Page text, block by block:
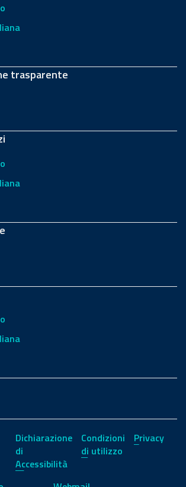
trasparente
Dichiarazione
di
Accessibilità
Condizioni
di utilizzo
Privacy